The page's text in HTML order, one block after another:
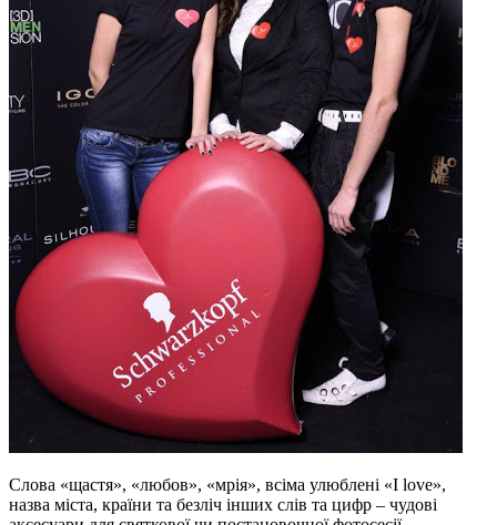
Слова «щастя», «любов», «мрія», всіма улюблені «I love»,
назва міста, країни та безліч інших слів та цифр – чудові